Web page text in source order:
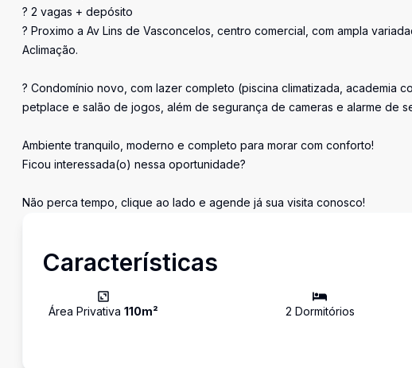
? 2 vagas + depósito
? Proximo a Av Lins de Vasconcelos, centro comercial, com ampla
Aclimação.
? Condomínio novo, com lazer completo (piscina climatizada, academia
petplace e salão de jogos, além de segurança de cameras e alarme de
Ambiente tranquilo, moderno e completo para morar com conforto!
Ficou interessada(o) nessa oportunidade?
Não perca tempo, clique ao lado e agende já sua visita conosco!
Características
Área Privativa 110m² 2 Dormitórios